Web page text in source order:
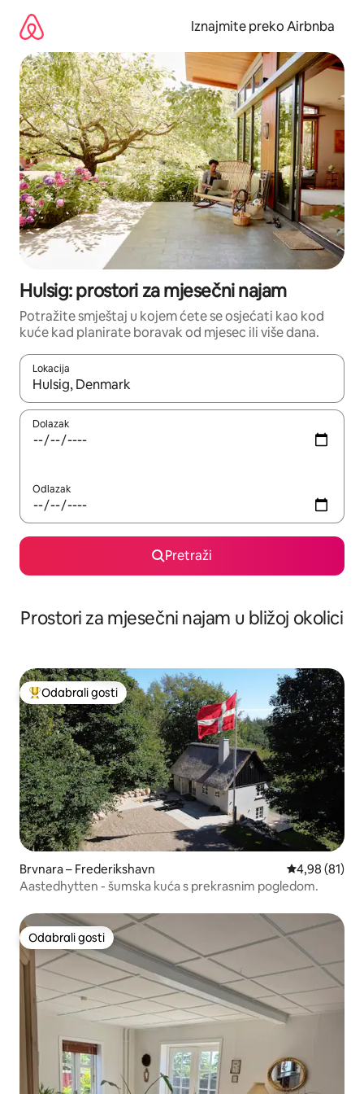
sadržaj
Iznajmite preko Airbnba
Hulsig: prostori za mjesečni najam
Potražite smještaj u kojem ćete se osjećati kao kod
kuće kad planirate boravak od mjesec ili više dana.
Lokacija
Kada budu dostupni rezultati, moći ćete ih pregledati
Dolazak
Odlazak
Pretraži
Prostori za mjesečni najam u bližoj okolici
Među najviše rangiranima s oznakom „Odabrali gosti”
Odabrali gosti
Brvnara – Frederikshavn Prosječna
4,98 (81)
Aastedhytten - šumska kuća s prekrasnim pogledom.
Odabrali gosti
Odabrali gosti